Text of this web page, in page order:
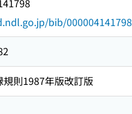
bib/000004141798
規則1987年版改訂版